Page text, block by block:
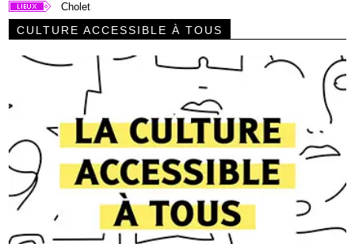
Cholet
CULTURE ACCESSIBLE À TOUS